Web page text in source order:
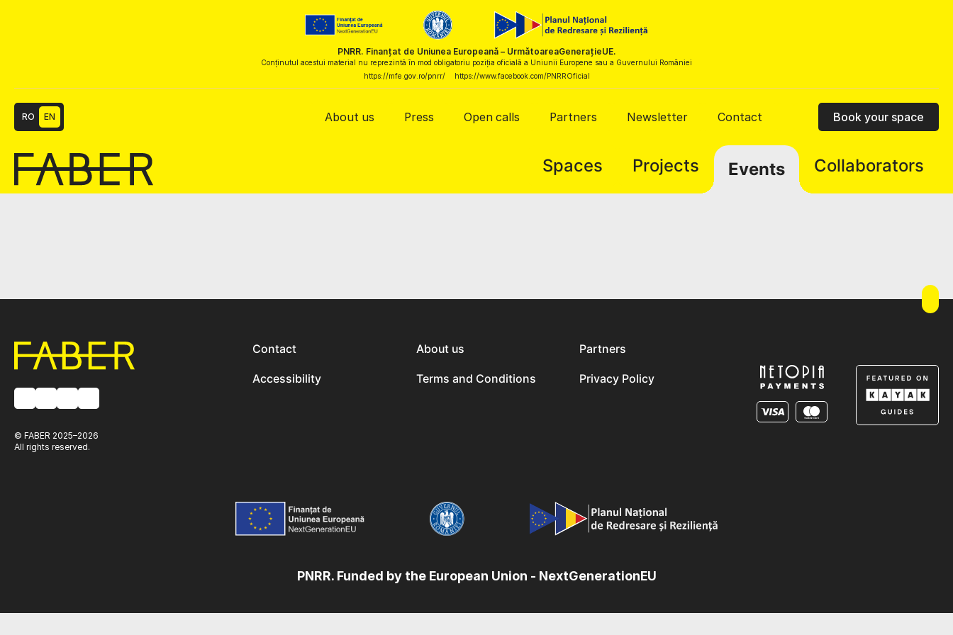
PNRR. Finanțat de Uniunea Europeană – UrmătoareaGenerațieUE.
Conținutul acestui material nu reprezintă în mod obligatoriu poziția oficială a Uniunii Europene sau a Guvernului României
https://mfe.gov.ro/pnrr/
https://www.facebook.com/PNRROficial
RO EN About us Press Open calls Partners Newsletter Contact Book your space
Spaces Projects Events Collaborators
© FABER 2025–2026
All rights reserved.
Contact About us Partners
Accessibility Terms and Conditions Privacy Policy
PNRR. Funded by the European Union - NextGenerationEU